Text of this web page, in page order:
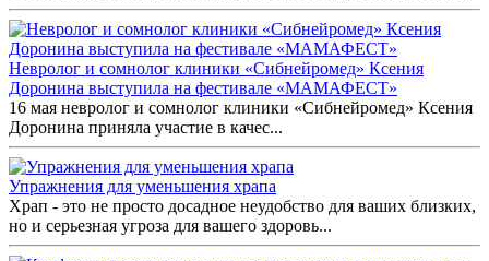
Невролог и сомнолог клиники «Сибнейромед» Ксения
Доронина выступила на фестивале «МАМАФЕСТ»
16 мая невролог и сомнолог клиники «Сибнейромед» Ксения
Доронина приняла участие в качес...
Упражнения для уменьшения храпа
Храп - это не просто досадное неудобство для ваших близких,
но и серьезная угроза для вашего здоровь...